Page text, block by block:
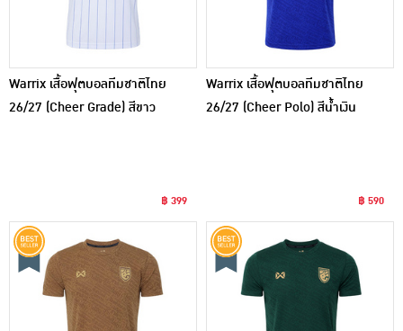
Warrix เสื้อฟุตบอลทีมชาติไทย
26/27 (Cheer Grade) สีขาว
฿ 399
Warrix เสื้อฟุตบอลทีมชาติไทย
26/27 (Cheer Polo) สีน้ำเงิน
฿ 590